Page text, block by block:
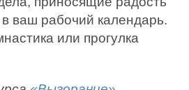
ваш рабочий календарь.
или прогулка